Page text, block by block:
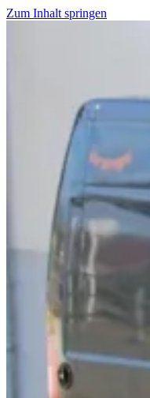
Zum Inhalt springen